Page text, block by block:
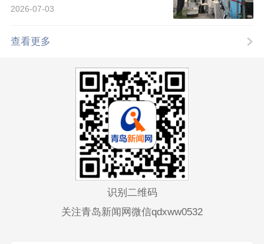
的全景窗口
2026-07-03
查看更多
识别二维码
关注青岛新闻网微信qdxww0532